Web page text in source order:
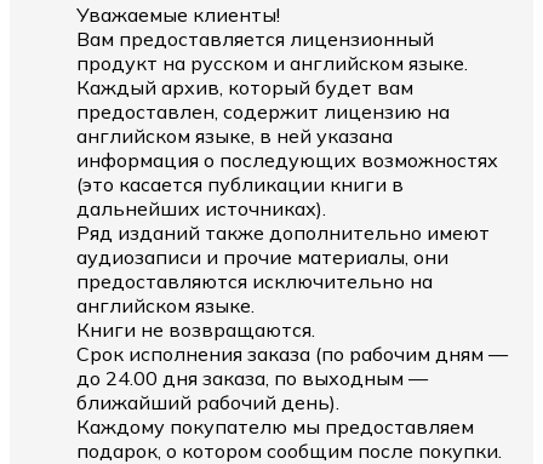
Уважаемые клиенты!
Вам предоставляется лицензионный
продукт на русском и английском языке.
Каждый архив, который будет вам
предоставлен, содержит лицензию на
английском языке, в ней указана
информация о последующих возможностях
(это касается публикации книги в
дальнейших источниках).
Ряд изданий также дополнительно имеют
аудиозаписи и прочие материалы, они
предоставляются исключительно на
английском языке.
Книги не возвращаются.
Срок исполнения заказа (по рабочим дням —
до 24.00 дня заказа, по выходным —
ближайший рабочий день).
Каждому покупателю мы предоставляем
подарок, о котором сообщим после покупки.